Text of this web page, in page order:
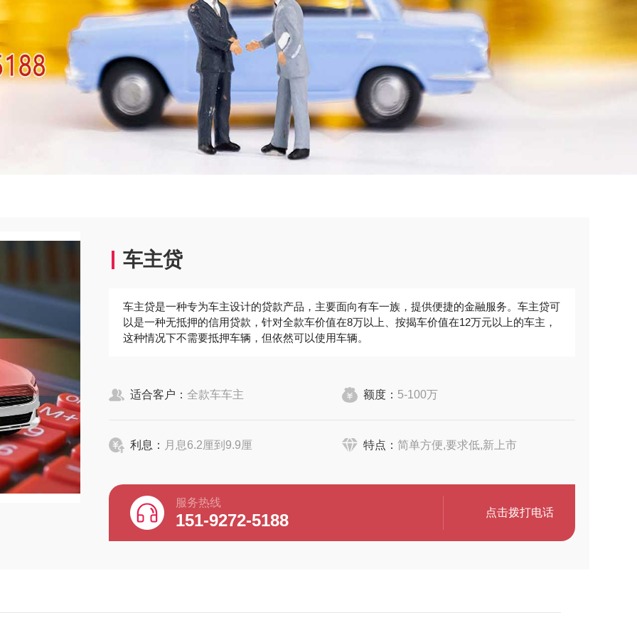
车主贷
‌车主贷是一种专为车主设计的贷款产品，主要面向有车一族，提供便捷的金融服务。车主贷可
以是一种无抵押的信用贷款，针对全款车价值在8万以上、按揭车价值在12万元以上的车主，
这种情况下不需要抵押车辆，但依然可以使用车辆。
适合客户： 全款车车主 额度： 5-100万
利息： 月息6.2厘到9.9厘 特点： 简单方便,要求低,新上市
服务热线
151-9272-5188 点击拨打电话